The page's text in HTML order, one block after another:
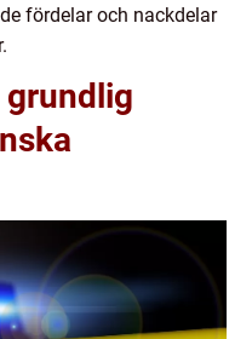
fördelar och nackdelar
grundlig